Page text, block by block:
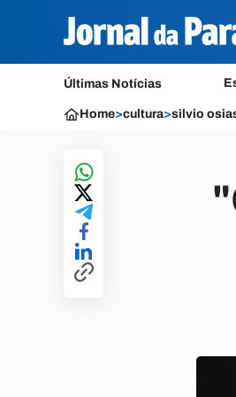
Últimas Notícias
Home>cultura>silvio